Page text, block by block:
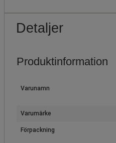
Detaljer
Produktinformation
Varunamn
Varumärke
Förpackning